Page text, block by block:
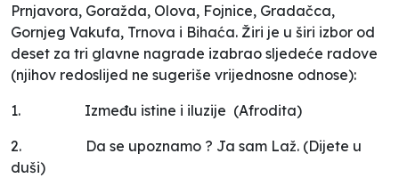
Prnjavora, Goražda, Olova, Fojnice, Gradačca,
Gornjeg Vakufa, Trnova i Bihaća. Žiri je u širi izbor od
deset za tri glavne nagrade izabrao sljedeće radove
(njihov redoslijed ne sugeriše vrijednosne odnose):
1.
Između istine i iluzije (Afrodita)
2.
Da se upoznamo ? Ja sam Laž. (Dijete u
duši)